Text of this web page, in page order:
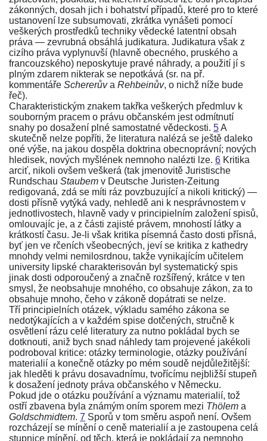
zákonných, dosah jich i bohatství případů, které pro to které
ustanovení lze subsumovati, zkrátka vynášeti pomocí
veškerých prostředků techniky vědecké latentní obsah
práva — zevrubná obsáhlá judikatura. Judikatura však z
cizího práva vyplynuvší (hlavně obecného, pruského a
francouzského) neposkytuje pravé náhrady, a použití jí s
plným zdarem nikterak se nepotkává (sr. na př.
kommentáře Schererůva Rehbeinův, o nichž níže bude
řeč).
Charakteristickým znakem takřka veškerých předmluv k
souborným pracem o právu občanském jest odmítnutí
snahy po dosažení plné samostatné vědeckosti. 5A
skutečně nelze popříti, že literatura nalézá se ještě daleko
oné výše, na jakou dospěla doktrina obecnoprávní; nových
hledisek, nových myšlének nemnoho nalézti lze. 6 Kritika
arciť, nikoli ovšem veškerá (tak jmenovitě Juristische
Rundschau Staubem v Deutsche Juristen-Zeitung
redigovaná, zdá se míti ráz povzbuzující a nikoli kritický) —
dosti přísně vytýká vady, nehledě ani k nesprávnostem v
jednotlivostech, hlavně vady v principielním založení spisů,
omlouvajíc je, a z části zajisté právem, mnohostí látky a
krátkostí času. Je-li však kritika písemná často dosti přísná,
byť jen ve rčeních všeobecných, jeví se kritika z kathedry
mnohdy velmi nemilosrdnou, takže vynikajícím učitelem
university lipské charakterisován byl systematický spis
jinak dosti odporoučený a značně rozšířený, krátce v ten
smysl, že neobsahuje mnohého, co obsahuje zákon, za to
obsahuje mnoho, čeho v zákoně dopátrati se nelze.
Tří principielních otázek, výkladu samého zákona se
nedotýkajících a v každém spise dotčených, stručně k
osvětlení rázu celé literatury za nutno pokládal bych se
dotknouti, aniž bych snad náhledy tam projevené jakékoli
podroboval kritice: otázky terminologie, otázky používání
materialií a konečně otázky po mém soudě nejdůležitější:
jak hleděti k právu dosavadnímu, tvořícímu nejbližší stupeň
k dosažení jednoty práva občanského v Německu.
Pokud jde o otázku používání a významu materialií, tož
ostří zbavena byla známým oním sporem mezi Thölem a
Goldschmidtem. 7 Sporů v tom směru aspoň není. Ovšem
rozcházejí se mínění o ceně materialií a je zastoupena celá
stupnice mínění, od těch, která je pokládají za nemnoho